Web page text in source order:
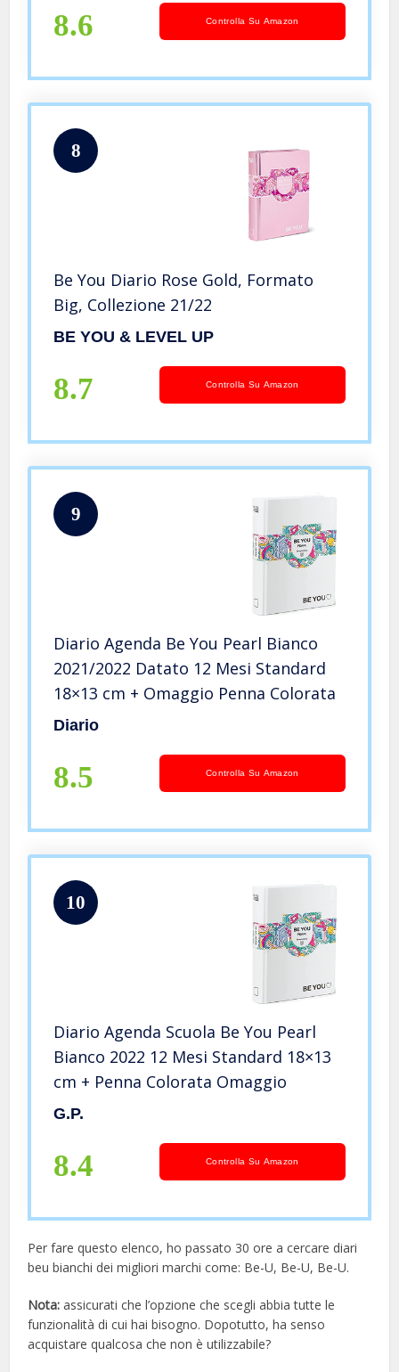
8.6 Controlla Su Amazon
8
Be You Diario Rose Gold, Formato
Big, Collezione 21/22
BE YOU & LEVEL UP
8.7 Controlla Su Amazon
9
Diario Agenda Be You Pearl Bianco
2021/2022 Datato 12 Mesi Standard
18×13 cm + Omaggio Penna Colorata
Diario
8.5 Controlla Su Amazon
10
Diario Agenda Scuola Be You Pearl
Bianco 2022 12 Mesi Standard 18×13
cm + Penna Colorata Omaggio
G.P.
8.4 Controlla Su Amazon
Per fare questo elenco, ho passato 30 ore a cercare diari
beu bianchi dei migliori marchi come: Be-U, Be-U, Be-U.
Nota: assicurati che l’opzione che scegli abbia tutte le
funzionalità di cui hai bisogno. Dopotutto, ha senso
acquistare qualcosa che non è utilizzabile?